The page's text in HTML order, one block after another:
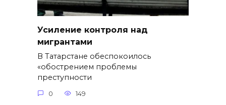
Усиление контроля над
мигрантами
В Татарстане обеспокоилось
«обострением проблемы
преступности
0 149